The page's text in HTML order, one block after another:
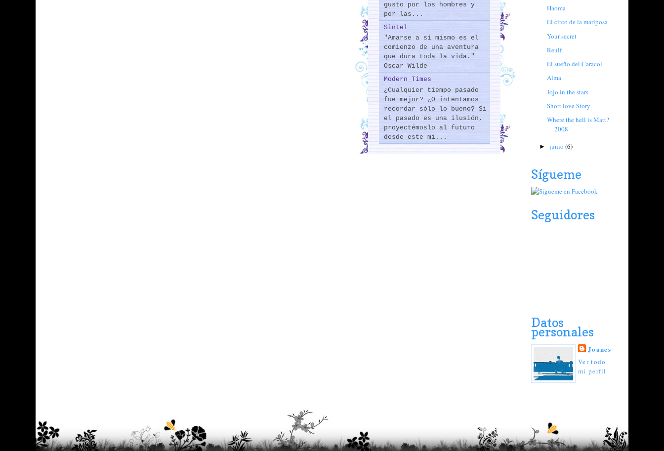
gusto por los hombres y
por las...
Sintel
"Amarse a sí mismo es el
comienzo de una aventura
que dura toda la vida."
Oscar Wilde
Modern Times
¿Cualquier tiempo pasado
fue mejor? ¿O intentamos
recordar sólo lo bueno? Si
el pasado es una ilusión,
proyectémoslo al futuro
desde este mi...
Haoma
El circo de la mariposa
Your secret
Reulf
El sueño del Caracol
Alma
Jojo in the stars
Short love Story
Where the hell is Matt?
2008
► junio (6)
Sígueme
Seguidores
Datos
personales
Joanes
Ver todo
mi perfil